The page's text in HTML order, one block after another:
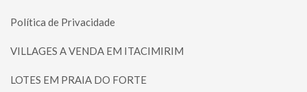
Política de Privacidade
VILLAGES A VENDA EM ITACIMIRIM
LOTES EM PRAIA DO FORTE